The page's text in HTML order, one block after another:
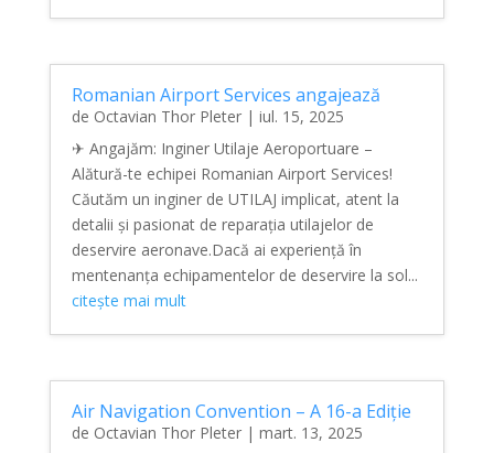
Romanian Airport Services angajează
de Octavian Thor Pleter| iul. 15, 2025
✈ Angajăm: Inginer Utilaje Aeroportuare –
Alătură-te echipei Romanian Airport Services!
Căutăm un inginer de UTILAJ implicat, atent la
detalii și pasionat de reparația utilajelor de
deservire aeronave.Dacă ai experiență în
mentenanța echipamentelor de deservire la sol...
citește mai mult
Air Navigation Convention – A 16-a Ediție
de Octavian Thor Pleter| mart. 13, 2025